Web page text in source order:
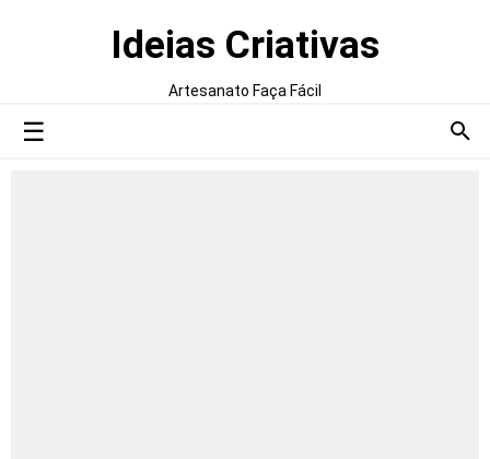
Ideias Criativas
Artesanato Faça Fácil